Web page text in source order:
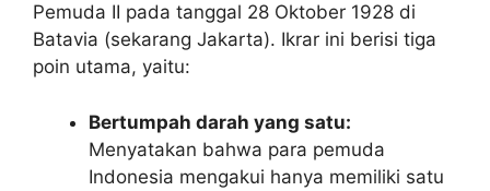
Pemuda II pada tanggal 28 Oktober 1928 di
Batavia (sekarang Jakarta). Ikrar ini berisi tiga
poin utama, yaitu:
Bertumpah darah yang satu:
Menyatakan bahwa para pemuda
Indonesia mengakui hanya memiliki satu